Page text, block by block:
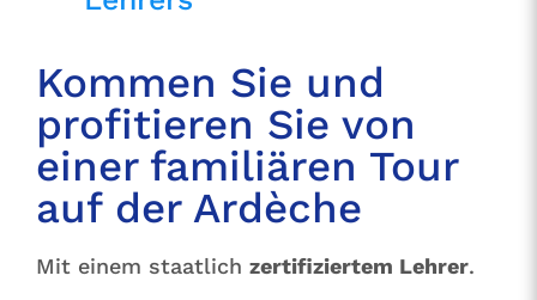
Kommen Sie und
profitieren Sie von
einer familiären Tour
auf der Ardèche
Mit einem staatlich zertifiziertem Lehrer.